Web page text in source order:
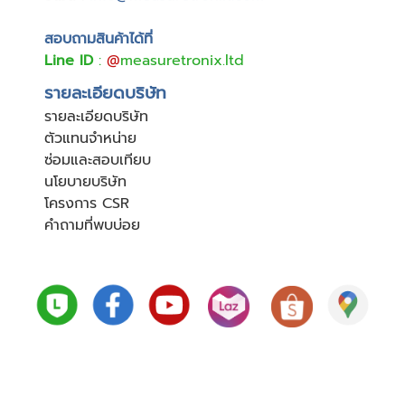
สอบถามสินค้าได้ที่
Line ID: @measuretronix.ltd
รายละเอียดบริษัท
รายละเอียดบริษัท
ตัวแทนจำหน่าย
ซ่อมและสอบเทียบ
นโยบายบริษัท
โครงการ CSR
คำถามที่พบบ่อย